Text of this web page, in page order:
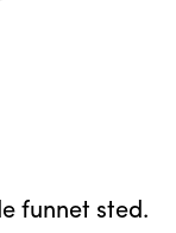
funnet sted.